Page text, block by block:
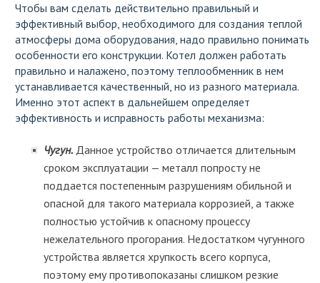
Чтобы вам сделать действительно правильный и
эффективный выбор, необходимого для создания теплой
атмосферы дома оборудования, надо правильно понимать
особенности его конструкции. Котел должен работать
правильно и налажено, поэтому теплообменник в нем
устанавливается качественный, но из разного материала.
Именно этот аспект в дальнейшем определяет
эффективность и исправность работы механизма:
Чугун.Данное устройство отличается длительным
сроком эксплуатации — металл попросту не
поддается постепенным разрушениям обильной и
опасной для такого материала коррозией, а также
полностью устойчив к опасному процессу
нежелательного прогорания. Недостатком чугунного
устройства является хрупкость всего корпуса,
поэтому ему противопоказаны слишком резкие